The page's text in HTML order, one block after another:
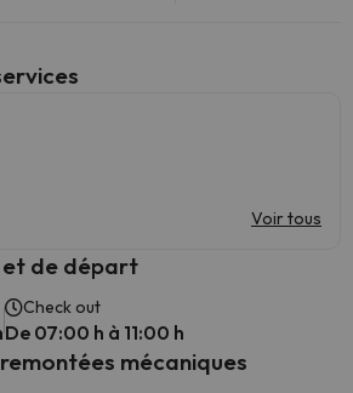
Voir tous
et de départ
Check out
De 07:00 h à 11:00 h
mécaniques